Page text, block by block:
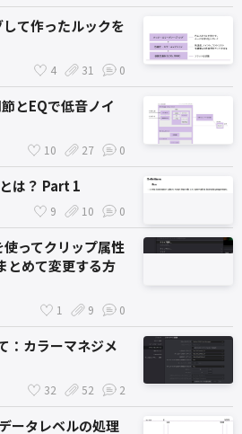
て作ったルックを
4 31 0
とEQで低音ノイ
10 27 0
は？ Part 1
9 10 0
ってクリップ属性
とめて変更する方
1 9 0
：カラーマネジメ
32 52 2
ータレベルの処理